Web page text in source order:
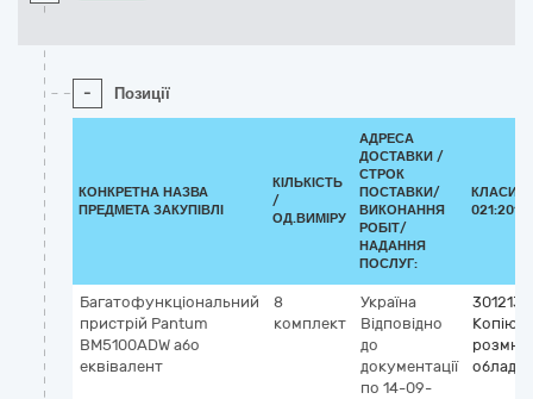
- Позиції
КОНКРЕТНА НАЗВА
ПРЕДМЕТА ЗАКУПІВЛІ
КІЛЬКІСТЬ
/
ОД.ВИМІРУ
АДРЕСА
ДОСТАВКИ /
СТРОК
ПОСТАВКИ/
ВИКОНАННЯ
РОБІТ/
НАДАННЯ
ПОСЛУГ:
021:2015
Багатофункціональний
пристрій Pantum
BM5100ADW або
еквівалент
8
комплект
Україна
Відповідно
до
документації
по 14-09-